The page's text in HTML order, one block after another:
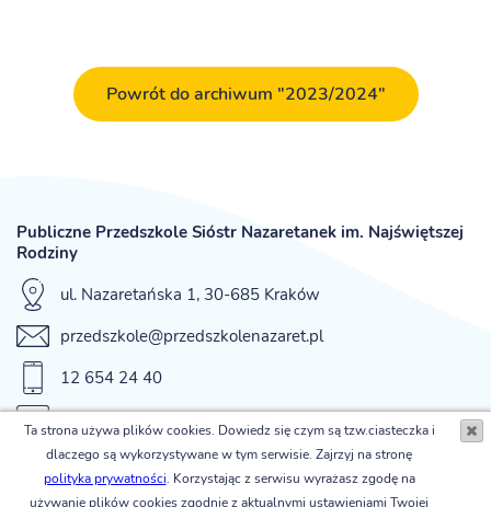
Powrót do archiwum "2023/2024"
Publiczne Przedszkole Sióstr Nazaretanek im. Najświętszej
Rodziny
ul. Nazaretańska 1, 30-685 Kraków
przedszkole@przedszkolenazaret.pl
12 654 24 40
fax 12 654 42 12
© Publiczne Przedszkole Sióstr Nazaretanek im. Najświętszej
Rodziny
Ta strona używa plików cookies. Dowiedz się czym są tzw.ciasteczka i
dlaczego są wykorzystywane w tym serwisie. Zajrzyj na stronę
polityka prywatności. Korzystając z serwisu wyrażasz zgodę na
używanie plików cookies zgodnie z aktualnymi ustawieniami Twojej